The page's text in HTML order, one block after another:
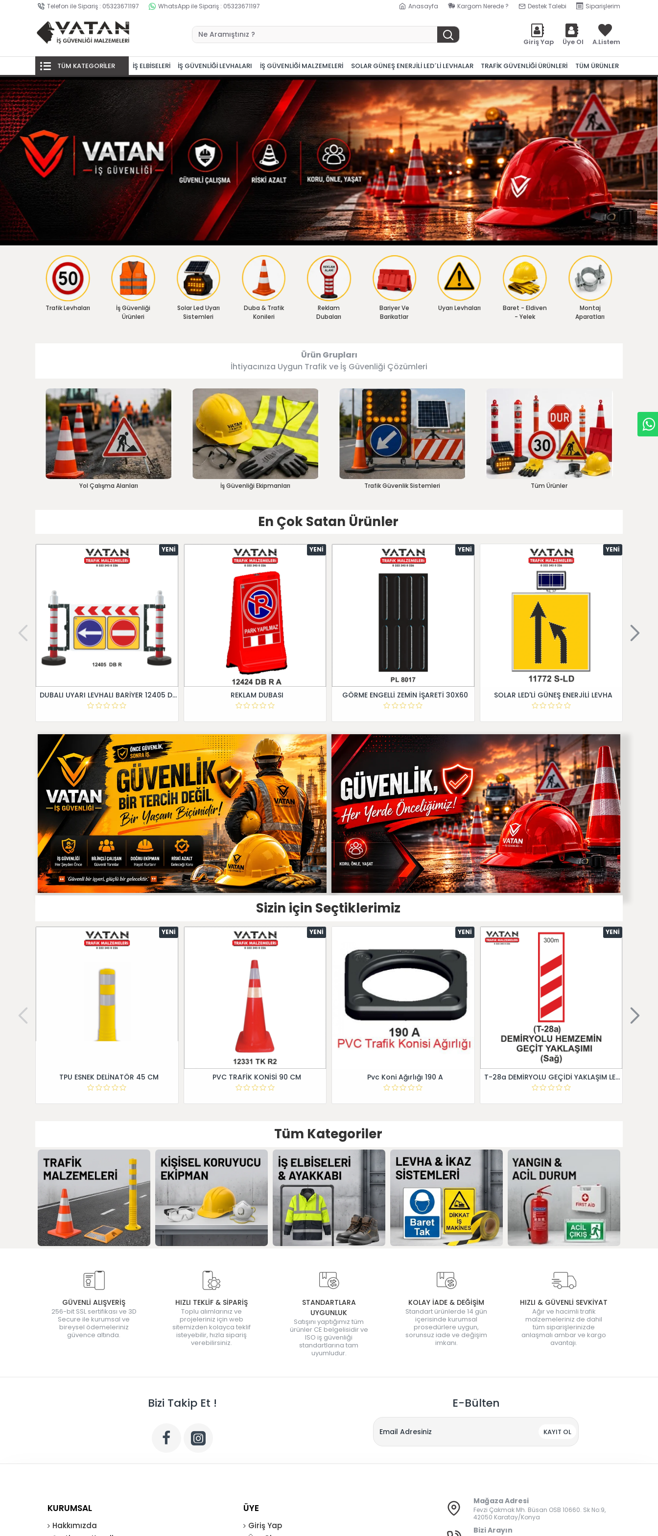
Telefon ile Sipariş : 05323671197 WhatsApp ile Sipariş : 05323671197 Anasayfa Kargom Nerede ? Destek Talebi Siparişlerim
Giriş Yap Üye Ol A.Listem
TÜM KATEGORİLER İŞ ELBİSELERİ İŞ GÜVENLİĞİ LEVHALARI İŞ GÜVENLİĞİ MALZEMELERİ SOLAR GÜNEŞ ENERJİLİ LED´Lİ LEVHALAR TRAFİK GÜVENLİĞİ ÜRÜNLERİ TÜM ÜRÜNLER
Trafik Levhaları
İş Güvenliği
Ürünleri
Solar Led Uyarı
Sistemleri
Duba & Trafik
Konileri
Reklam
Dubaları
Bariyer Ve
Barikatlar
Uyarı Levhaları
Baret - Eldiven
- Yelek
Montaj
Aparatları
Ürün Grupları
İhtiyacınıza Uygun Trafik ve İş Güvenliği Çözümleri
Yol Çalışma Alanları İş Güvenliği Ekipmanları Trafik Güvenlik Sistemleri Tüm Ürünler
En Çok Satan Ürünler
YENI
DUBALI UYARI LEVHALI BARİYER 12405 DB R
YENI
REKLAM DUBASI
YENI
GÖRME ENGELLİ ZEMİN İŞARETİ 30X60
YENI
SOLAR LED'Lİ GÜNEŞ ENERJİLİ LEVHA
Sizin için Seçtiklerimiz
YENI
TPU ESNEK DELİNATÖR 45 CM
YENI
PVC TRAFİK KONİSİ 90 CM
YENI
Pvc Koni Ağırlığı 190 A
YENI
T-28a DEMİRYOLU GEÇİDİ YAKLAŞIM LEVHALARI (Sağ)
Tüm Kategoriler
GÜVENLİ ALIŞVERİŞ
256-bit SSL sertifikası ve 3D
Secure ile kurumsal ve
bireysel ödemeleriniz
güvence altında.
HIZLI TEKLİF & SİPARİŞ
Toplu alımlarınız ve
projeleriniz için web
sitemizden kolayca teklif
isteyebilir, hızla sipariş
verebilirsiniz.
STANDARTLARA
UYGUNLUK
Satışını yaptığımız tüm
ürünler CE belgelisidir ve
ISO iş güvenliği
standartlarına tam
uyumludur.
KOLAY İADE & DEĞİŞİM
Standart ürünlerde 14 gün
içerisinde kurumsal
prosedürlere uygun,
sorunsuz iade ve değişim
imkanı.
HIZLI & GÜVENLİ SEVKİYAT
Ağır ve hacimli trafik
malzemeleriniz de dahil
tüm siparişlerinizde
anlaşmalı ambar ve kargo
avantajı.
Bizi Takip Et ! E-Bülten
KAYIT OL
KURUMSAL
Hakkımızda
ÜYE
Giriş Yap
Mağaza Adresi
Fevzi Çakmak Mh. Büsan OSB 10660. Sk No:9,
42050 Karatay/Konya
Bizi Arayın